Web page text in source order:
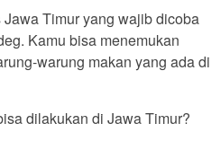
Timur yang wajib dicoba
Kamu bisa menemukan
warung makan yang ada di
dilakukan di Jawa Timur?